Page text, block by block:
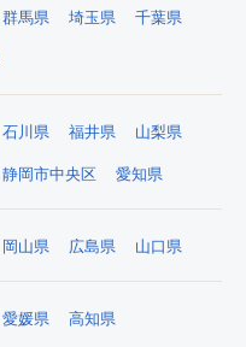
群馬県 埼玉県 千葉県
石川県 福井県 山梨県
静岡市中央区 愛知県
岡山県 広島県 山口県
愛媛県 高知県